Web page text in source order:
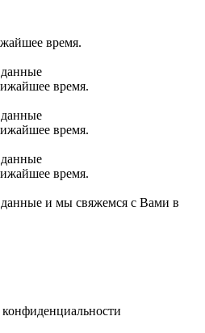
время.
время.
время.
время.
и мы свяжемся с Вами в